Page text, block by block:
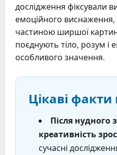
дослідження фіксували
емоційного
частиною ширшої
поєднують тіло, розум і
особливого значення.
Цікаві
Після нудного
креативність
сучасні